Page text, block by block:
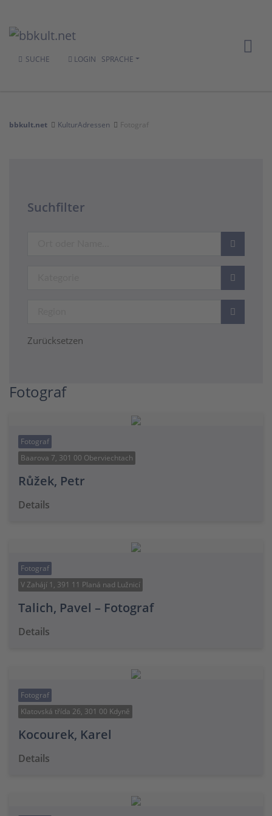
SUCHE LOGIN SPRACHE
bbkult.net KulturAdressen Fotograf
Suchfilter
Zurücksetzen
Fotograf
Fotograf
Baarova 7, 301 00 Oberviechtach
Růžek, Petr
Details
Fotograf
V Zahájí 1, 391 11 Planá nad Lužnicí
Talich, Pavel – Fotograf
Details
Fotograf
Klatovská třída 26, 301 00 Kdyně
Kocourek, Karel
Details